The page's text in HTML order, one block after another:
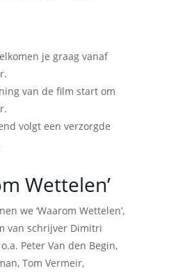
je graag vanaf
van de film start om
volgt een verzorgde
Wettelen’
we ‘Waarom Wettelen’,
van schrijver Dimitri
Peter Van den Begin,
Tom Vermeir,